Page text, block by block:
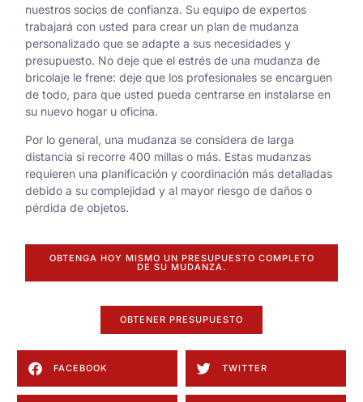
nuestros socios de confianza. Su equipo de expertos
trabajará con usted para crear un plan de mudanza
personalizado que se adapte a sus necesidades y
presupuesto. No deje que el estrés de una mudanza de
bricolaje le frene: deje que los profesionales se encarguen
de todo, para que usted pueda centrarse en instalarse en
su nuevo hogar u oficina.
Por lo general, una mudanza se considera de larga
distancia si recorre 400 millas o más. Estas mudanzas
requieren una planificación y coordinación más detalladas
debido a su complejidad y al mayor riesgo de daños o
pérdida de objetos.
OBTENGA HOY MISMO UN PRESUPUESTO COMPLETO
DE SU MUDANZA.
OBTENER PRESUPUESTO
FACEBOOK TWITTER